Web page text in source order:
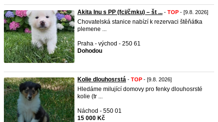
Akita Inu s PP (fci/čmku) – št ... - TOP - [9.8. 2026]
Chovatelská stanice nabízí k rezervaci štěňátka
plemene ...
Praha - východ - 250 61
Dohodou
Kolie dlouhosrstá - TOP - [9.8. 2026]
Hledáme milující domovy pro fenky dlouhosrsté
kolie (tr ...
Náchod - 550 01
15 000 Kč